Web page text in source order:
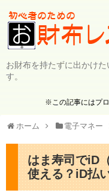
お財布を持たずに出かけ
す。
※この記事にはプ
ホーム 電子マネー
はま寿司でiD
使える？iD払